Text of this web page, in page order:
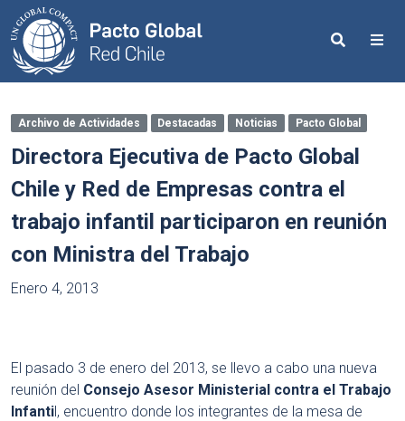
Search
Archivo de Actividades Destacadas Noticias Pacto Global
Directora Ejecutiva de Pacto Global
Chile y Red de Empresas contra el
trabajo infantil participaron en reunión
con Ministra del Trabajo
Enero 4, 2013
El pasado 3 de enero del 2013, se llevo a cabo una nueva
reunión del Consejo Asesor Ministerial contra el Trabajo
Infantil, encuentro donde los integrantes de la mesa de